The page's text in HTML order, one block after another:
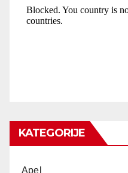
KATEGORIJE
Apel